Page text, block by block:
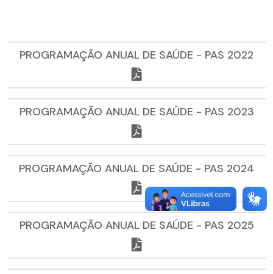
PROGRAMAÇÃO ANUAL DE SAÚDE - PAS 2022
PROGRAMAÇÃO ANUAL DE SAÚDE - PAS 2023
PROGRAMAÇÃO ANUAL DE SAÚDE - PAS 2024
PROGRAMAÇÃO ANUAL DE SAÚDE - PAS 2025